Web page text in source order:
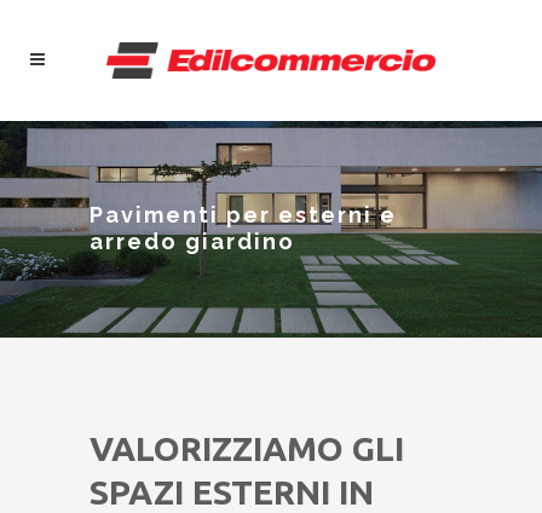
Pavimenti per esterni e
arredo giardino
VALORIZZIAMO GLI
SPAZI ESTERNI IN